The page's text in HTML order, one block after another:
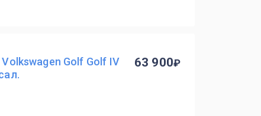
Golf Golf IV
63 900